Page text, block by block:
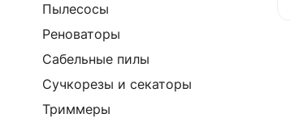
Пылесосы
Реноваторы
Сабельные пилы
Сучкорезы и секаторы
Триммеры